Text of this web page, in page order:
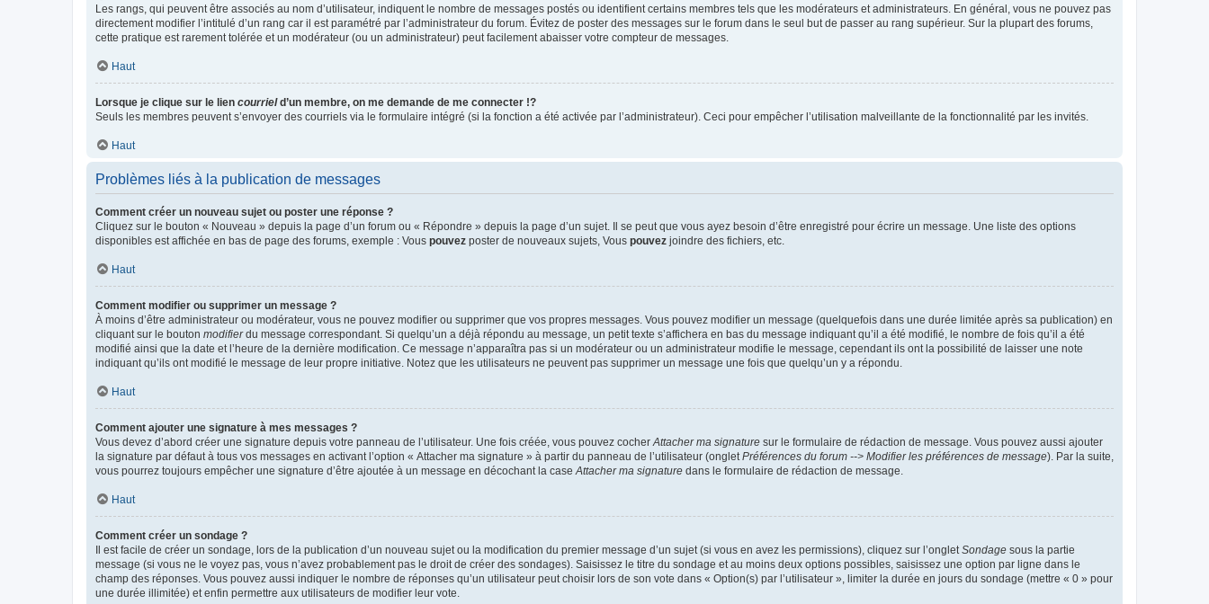
Les rangs, qui peuvent être associés au nom d’utilisateur, indiquent le nombre de messages postés ou identifient certains membres tels que les modérateurs et administrateurs. En général, vous ne pouvez pas
directement modifier l’intitulé d’un rang car il est paramétré par l’administrateur du forum. Évitez de poster des messages sur le forum dans le seul but de passer au rang supérieur. Sur la plupart des forums,
cette pratique est rarement tolérée et un modérateur (ou un administrateur) peut facilement abaisser votre compteur de messages.
Haut
Lorsque je clique sur le lien courrield’un membre, on me demande de me connecter !?
Seuls les membres peuvent s’envoyer des courriels via le formulaire intégré (si la fonction a été activée par l’administrateur). Ceci pour empêcher l’utilisation malveillante de la fonctionnalité par les invités.
Haut
Problèmes liés à la publication de messages
Comment créer un nouveau sujet ou poster une réponse ?
Cliquez sur le bouton « Nouveau » depuis la page d’un forum ou « Répondre » depuis la page d’un sujet. Il se peut que vous ayez besoin d’être enregistré pour écrire un message. Une liste des options
disponibles est affichée en bas de page des forums, exemple : Vous pouvez poster de nouveaux sujets, Vous pouvez joindre des fichiers, etc.
Haut
Comment modifier ou supprimer un message ?
À moins d’être administrateur ou modérateur, vous ne pouvez modifier ou supprimer que vos propres messages. Vous pouvez modifier un message (quelquefois dans une durée limitée après sa publication) en
cliquant sur le bouton modifierdu message correspondant. Si quelqu’un a déjà répondu au message, un petit texte s’affichera en bas du message indiquant qu’il a été modifié, le nombre de fois qu’il a été
modifié ainsi que la date et l’heure de la dernière modification. Ce message n’apparaîtra pas si un modérateur ou un administrateur modifie le message, cependant ils ont la possibilité de laisser une note
indiquant qu’ils ont modifié le message de leur propre initiative. Notez que les utilisateurs ne peuvent pas supprimer un message une fois que quelqu’un y a répondu.
Haut
Comment ajouter une signature à mes messages ?
Vous devez d’abord créer une signature depuis votre panneau de l’utilisateur. Une fois créée, vous pouvez cocher Attacher ma signature sur le formulaire de rédaction de message. Vous pouvez aussi ajouter
la signature par défaut à tous vos messages en activant l’option « Attacher ma signature » à partir du panneau de l’utilisateur (onglet Préférences du forum --> Modifier les préférences de message). Par la suite,
vous pourrez toujours empêcher une signature d’être ajoutée à un message en décochant la case Attacher ma signature dans le formulaire de rédaction de message.
Haut
Comment créer un sondage ?
Il est facile de créer un sondage, lors de la publication d’un nouveau sujet ou la modification du premier message d’un sujet (si vous en avez les permissions), cliquez sur l’onglet Sondage sous la partie
message (si vous ne le voyez pas, vous n’avez probablement pas le droit de créer des sondages). Saisissez le titre du sondage et au moins deux options possibles, saisissez une option par ligne dans le
champ des réponses. Vous pouvez aussi indiquer le nombre de réponses qu’un utilisateur peut choisir lors de son vote dans « Option(s) par l’utilisateur », limiter la durée en jours du sondage (mettre « 0 » pour
une durée illimitée) et enfin permettre aux utilisateurs de modifier leur vote.